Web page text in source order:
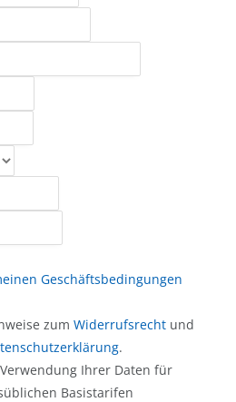
Geschäftsbedingungen
zum Widerrufsrecht und
.
Ihrer Daten für
Basistarifen